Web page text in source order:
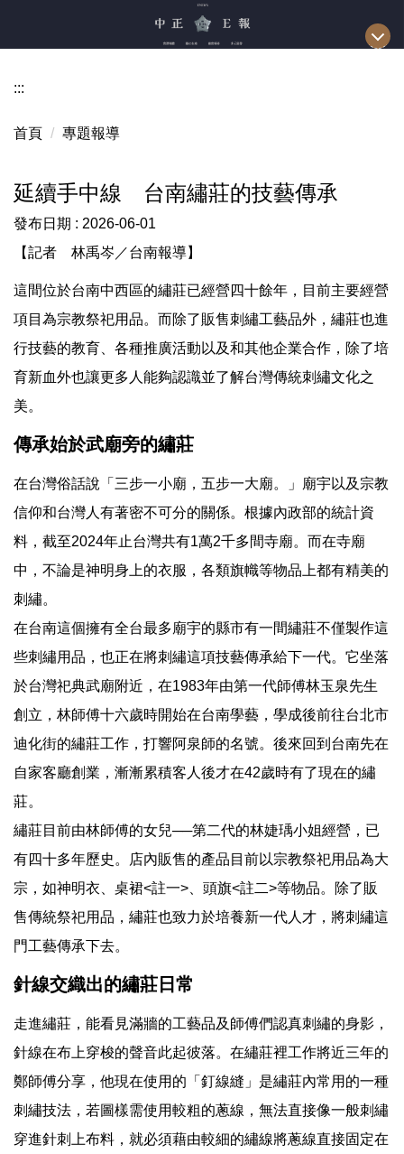
區
:::
首頁 專題報導
延續手中線 台南繡莊的技藝傳承
發布日期 : 2026-06-01
【記者 林禹岑／台南報導】
這間位於台南中西區的繡莊已經營四十餘年，目前主要經營
項目為宗教祭祀用品。而除了販售刺繡工藝品外，繡莊也進
行技藝的教育、各種推廣活動以及和其他企業合作，除了培
育新血外也讓更多人能夠認識並了解台灣傳統刺繡文化之
美。
傳承始於武廟旁的繡莊
在台灣俗話說「三步一小廟，五步一大廟。」廟宇以及宗教
信仰和台灣人有著密不可分的關係。根據內政部的統計資
料，截至2024年止台灣共有1萬2千多間寺廟。而在寺廟
中，不論是神明身上的衣服，各類旗幟等物品上都有精美的
刺繡。
在台南這個擁有全台最多廟宇的縣市有一間繡莊不僅製作這
些刺繡用品，也正在將刺繡這項技藝傳承給下一代。它坐落
於台灣祀典武廟附近，在1983年由第一代師傅林玉泉先生
創立，林師傅十六歲時開始在台南學藝，學成後前往台北市
迪化街的繡莊工作，打響阿泉師的名號。後來回到台南先在
自家客廳創業，漸漸累積客人後才在42歲時有了現在的繡
莊。
繡莊目前由林師傅的女兒──第二代的林婕瑀小姐經營，已
有四十多年歷史。店內販售的產品目前以宗教祭祀用品為大
宗，如神明衣、桌裙<註一>、頭旗<註二>等物品。除了販
售傳統祭祀用品，繡莊也致力於培養新一代人才，將刺繡這
門工藝傳承下去。
針線交織出的繡莊日常
走進繡莊，能看見滿牆的工藝品及師傅們認真刺繡的身影，
針線在布上穿梭的聲音此起彼落。在繡莊裡工作將近三年的
鄭師傅分享，他現在使用的「釘線縫」是繡莊內常用的一種
刺繡技法，若圖樣需使用較粗的蔥線，無法直接像一般刺繡
穿進針刺上布料，就必須藉由較細的繡線將蔥線直接固定在